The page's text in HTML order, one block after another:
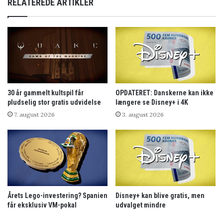
30 år gammelt kultspil får
pludselig stor gratis udvidelse
7. august 2026
OPDATERET: Danskerne kan ikke
længere se Disney+ i 4K
3. august 2026
Årets Lego-investering? Spanien
får eksklusiv VM-pokal
Disney+ kan blive gratis, men
udvalget mindre